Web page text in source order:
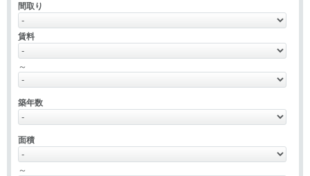
間取り
賃料
～
築年数
面積
～